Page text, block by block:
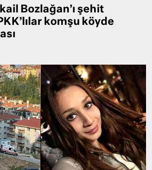
Bozlağan’ı şehit
komşu köyde